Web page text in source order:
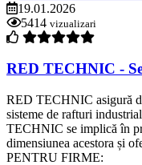
19.01.2026
5414 vizualizari
RED TECHNIC -
RED TECHNIC asigură
sisteme de rafturi
TECHNIC se implică în
dimensiunea acestora și
PENTRU FIRME: